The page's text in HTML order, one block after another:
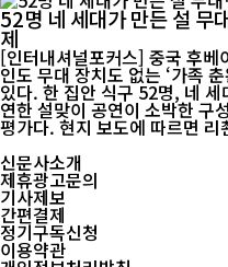
52명 네 세대가 만든 설 무
제
[인터내셔널포커스] 중국 후베
인도 무대 장치도 없는 ‘가족
있다. 한 집안 식구 52명, 네
연한 설맞이 공연이 소박한 구
평가다. 현지 보도에 따르면
신문사소개
제휴광고문의
기사제보
간편결제
정기구독신청
이용약관